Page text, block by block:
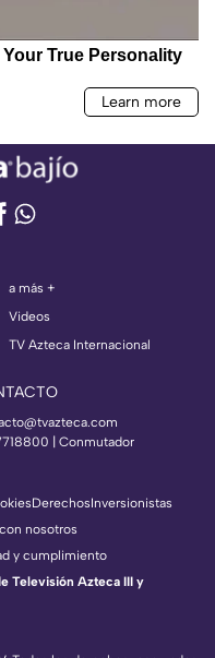
a más +
Videos
TV Azteca Internacional
| Conmutador
DerechosInversionistas
nosotros
y cumplimiento
Televisión Azteca III y